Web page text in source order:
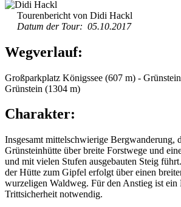
Tourenbericht von Didi Hackl
Datum der Tour: 05.10.2017
Wegverlauf:
Großparkplatz Königssee (607 m) -
Grünstein (1304 m)
Charakter:
Insgesamt mittelschwierige Bergwanderung,
Grünsteinhütte über breite Forstwege und
und mit vielen Stufen ausgebauten Steig
der Hütte zum Gipfel erfolgt über einen
wurzeligen Waldweg. Für den Anstieg ist ein
Trittsicherheit notwendig.